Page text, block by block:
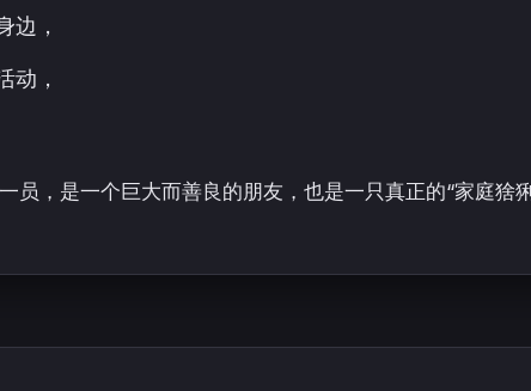
边，
动，
员，是一个巨大而善良的朋友，也是一只真正的“家庭猞猁